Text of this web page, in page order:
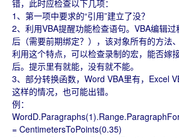
错，此时应检查以下几项：
1、第一项中要求的“引用”建立了没？
2、利用VBA提醒功能检查语句。VBA编辑
后（需要前期绑定？），该对象所有的方法
利用这个特点，可以检查录制的宏，能否嫁
后。提示里有就能，没有就不能。
3、部分转换函数，Word VBA里有，Excel
这样的情况，也可能出错。
例：
= CentimetersToPoints(0.35)